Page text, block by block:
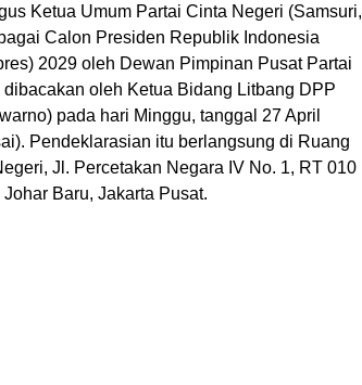
Ketua Umum Partai Cinta Negeri (Samsuri,
Calon Presiden Republik Indonesia
2029 oleh Dewan Pimpinan Pusat Partai
oleh Ketua Bidang Litbang DPP
pada hari Minggu, tanggal 27 April
Pendeklarasian itu berlangsung di Ruang
Jl. Percetakan Negara IV No. 1, RT 010
Baru, Jakarta Pusat.